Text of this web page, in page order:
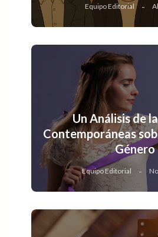
Equipo Editorial
Un Análisis de
Contemporáneas
Género
Equipo Editorial